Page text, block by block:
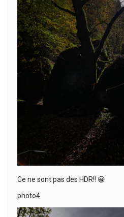
Ce ne sont pas des HDR!! 😀
photo4